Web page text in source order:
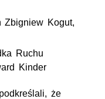
Zbigniew Kogut,
Ruchu
Kinder
że